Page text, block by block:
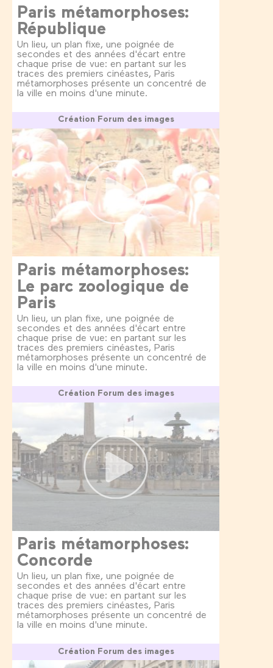
Paris métamorphoses:
République
Un lieu, un plan fixe, une poignée de
secondes et des années d'écart entre
chaque prise de vue: en partant sur les
traces des premiers cinéastes, Paris
métamorphoses présente un concentré de
la ville en moins d'une minute.
Création Forum des images
Paris métamorphoses:
Le parc zoologique de
Paris
Un lieu, un plan fixe, une poignée de
secondes et des années d'écart entre
chaque prise de vue: en partant sur les
traces des premiers cinéastes, Paris
métamorphoses présente un concentré de
la ville en moins d'une minute.
Création Forum des images
Paris métamorphoses:
Concorde
Un lieu, un plan fixe, une poignée de
secondes et des années d'écart entre
chaque prise de vue: en partant sur les
traces des premiers cinéastes, Paris
métamorphoses présente un concentré de
la ville en moins d'une minute.
Création Forum des images